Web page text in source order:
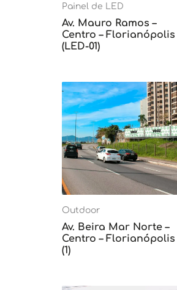
Painel de LED
Av. Mauro Ramos –
Centro – Florianópolis
(LED-01)
Outdoor
Av. Beira Mar Norte –
Centro – Florianópolis
(1)